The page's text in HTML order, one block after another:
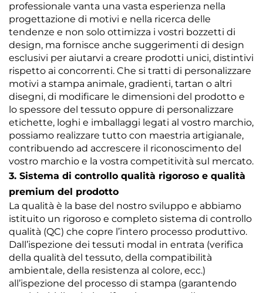
professionale vanta una vasta esperienza nella
progettazione di motivi e nella ricerca delle
tendenze e non solo ottimizza i vostri bozzetti di
design, ma fornisce anche suggerimenti di design
esclusivi per aiutarvi a creare prodotti unici, distintivi
rispetto ai concorrenti. Che si tratti di personalizzare
motivi a stampa animale, gradienti, tartan o altri
disegni, di modificare le dimensioni del prodotto e
lo spessore del tessuto oppure di personalizzare
etichette, loghi e imballaggi legati al vostro marchio,
possiamo realizzare tutto con maestria artigianale,
contribuendo ad accrescere il riconoscimento del
vostro marchio e la vostra competitività sul mercato.
3. Sistema di controllo qualità rigoroso e qualità
premium del prodotto
La qualità è la base del nostro sviluppo e abbiamo
istituito un rigoroso e completo sistema di controllo
qualità (QC) che copre l’intero processo produttivo.
Dall’ispezione dei tessuti modal in entrata (verifica
della qualità del tessuto, della compatibilità
ambientale, della resistenza al colore, ecc.)
all’ispezione del processo di stampa (garantendo